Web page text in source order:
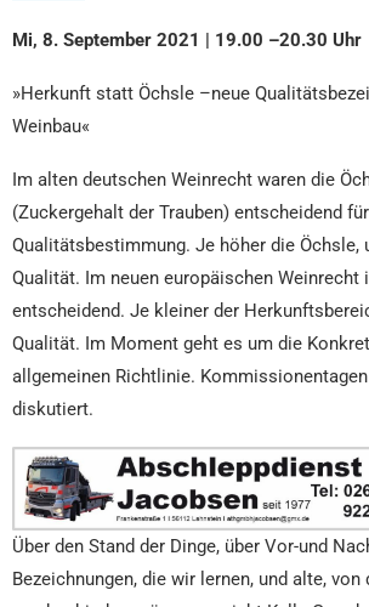
Mi, 8. September 2021 | 19.00 –20.30 Uhr
»Herkunft statt Öchsle –neue
Weinbau«
Im alten deutschen Weinrecht waren die
(Zuckergehalt der Trauben) entscheidend
Qualitätsbestimmung. Je höher die Öchsle,
Qualität. Im neuen europäischen
entscheidend. Je kleiner der
Qualität. Im Moment geht es um die
allgemeinen Richtlinie.
diskutiert.
Über den Stand der Dinge, über Vor-und
Bezeichnungen, die wir lernen, und alte, von